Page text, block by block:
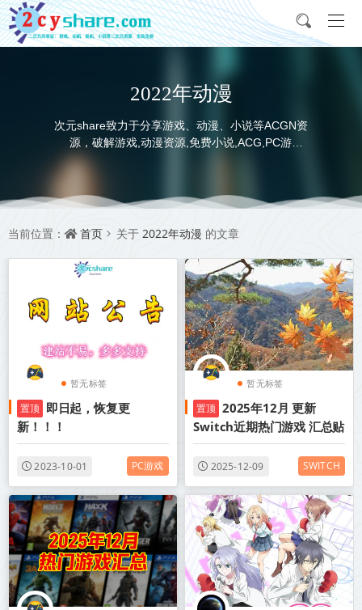
2022年动漫
次元share致力于分享游戏、动漫、小说等ACGN资
源，破解游戏,动漫资源,免费小说,ACG,PC游
戏,switch游戏,金手指，动画电影,动画片,全本小说,
并提供网盘下载
当前位置： 首页 关于 2022年动漫 的文章
暂无标签
置顶 即日起，恢复更
新！！！
2023-10-01 PC游戏
暂无标签
置顶 2025年12月 更新
Switch近期热门游戏 汇总贴
2025-12-09 SWITCH